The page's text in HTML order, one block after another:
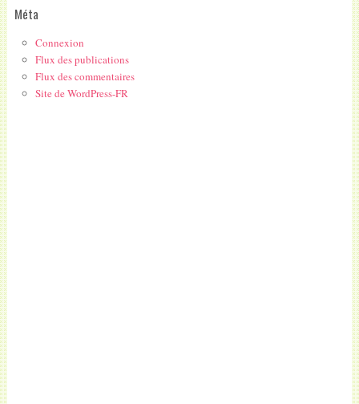
Méta
Connexion
Flux des publications
Flux des commentaires
Site de WordPress-FR